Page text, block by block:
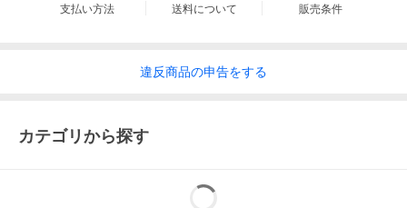
1.Wブロック効果でしっかりバリア！
●「ウイルス飛沫カットフィルタ®」でブロック！
超立体構造でぴったりフィットして、どこにもスキマを作らな
支払い方法 送料について 販売条件
違反商品の申告をする
カテゴリから探す